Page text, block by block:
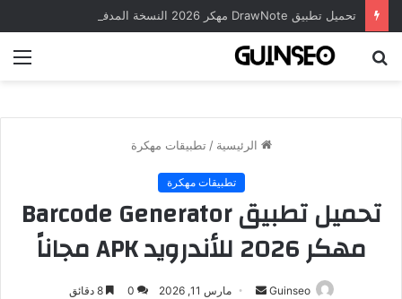
الرئيسية / تطبيقات مهكرة
تطبيقات مهكرة
تحميل تطبيق Barcode Generator
مهكر 2026 للأندرويد APK مجاناً
Guinseo
أرسلمارس 11, 2026 0 8 دقائق